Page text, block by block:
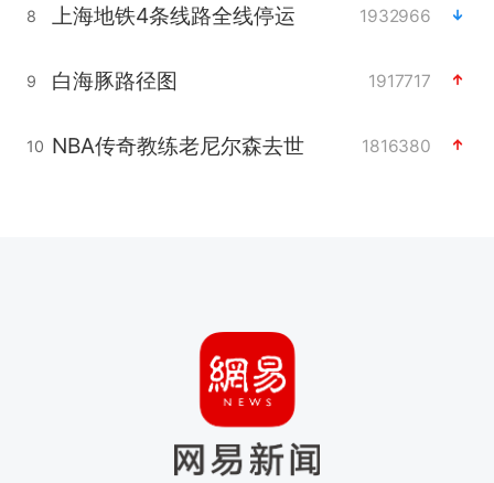
8 上海地铁4条线路全线停运 1932966
9 白海豚路径图 1917717
10 NBA传奇教练老尼尔森去世 1816380